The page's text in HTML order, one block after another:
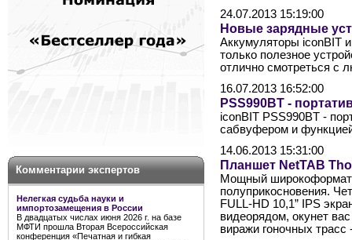
Комментарии экспертов
Нелегкая судьба науки и
импортозамещения в России
В двадцатых числах июня 2026 г. на базе
МФТИ прошла Вторая Всероссийская
конференция «Печатная и гибкая
24.07.2013 15:19:00
Новые зарядные
Аккумуляторы iconBIT
только полезное
отлично смотреться с
16.07.2013 16:52:00
PSS990BT -
iconBIT PSS990BT -
сабвуфером и
14.06.2013 15:31:00
Планшет NetTAB
Мощный
полуприкосновения.
FULL-HD 10,1” IPS
видеорядом, окунет
виражи гоночных